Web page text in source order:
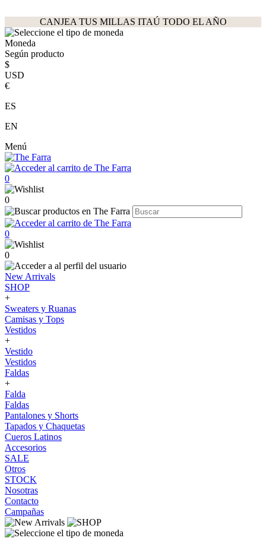
CANJEA TUS MILLAS ITAÚ TODO EL AÑO
Moneda
Según producto
$
USD
€
ES
EN
Menú
0
0
0
0
New Arrivals
SHOP
+
Sweaters y Ruanas
Camisas y Tops
Vestidos
+
Vestido
Vestidos
Faldas
+
Falda
Faldas
Pantalones y Shorts
Tapados y Chaquetas
Cueros Latinos
Accesorios
SALE
Otros
STOCK
Nosotras
Contacto
Campañas